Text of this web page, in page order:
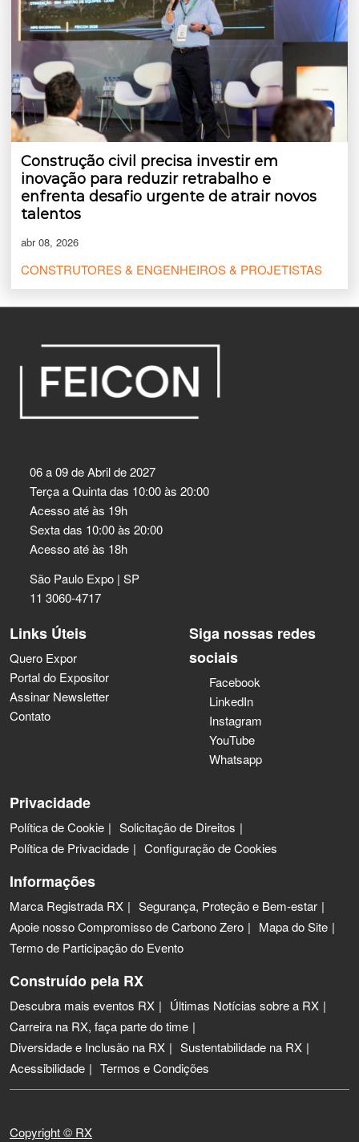
Construção civil precisa investir em
inovação para reduzir retrabalho e
enfrenta desafio urgente de atrair novos
talentos
abr 08, 2026
CONSTRUTORES & ENGENHEIROS & PROJETISTAS
06 a 09 de Abril de 2027
Terça a Quinta das 10:00 às 20:00
Acesso até às 19h
Sexta das 10:00 às 20:00
Acesso até às 18h
São Paulo Expo | SP
11 3060-4717
Links Úteis
Quero Expor
Portal do Expositor
Assinar Newsletter
Contato
Siga nossas redes
sociais
Facebook
LinkedIn
Instagram
YouTube
Whatsapp
Privacidade
Política de Cookie
Solicitação de Direitos
Política de Privacidade
Configuração de Cookies
Informações
Marca Registrada RX
Segurança, Proteção e Bem-estar
Apoie nosso Compromisso de Carbono Zero
Mapa do Site
Termo de Participação do Evento
Construído pela RX
Descubra mais eventos RX
Últimas Notícias sobre a RX
Carreira na RX, faça parte do time
Diversidade e Inclusão na RX
Sustentabilidade na RX
Acessibilidade
Termos e Condições
Copyright © RX